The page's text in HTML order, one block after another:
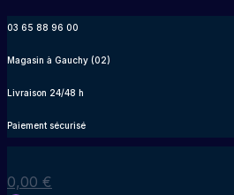
contenu
03 65 88 96 00
Magasin à Gauchy (02)
Livraison 24/48 h
Paiement sécurisé
0,00 €